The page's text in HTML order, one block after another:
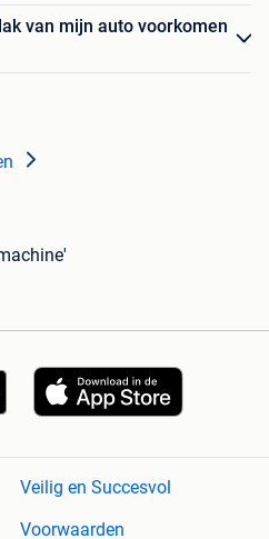
van mijn auto voorkomen
Veilig en Succesvol
Voorwaarden